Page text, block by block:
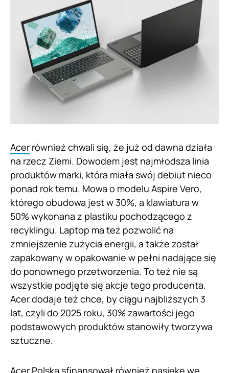
Acer również chwali się, że już od dawna działa
na rzecz Ziemi. Dowodem jest najmłodsza linia
produktów marki, która miała swój debiut nieco
ponad rok temu. Mowa o modelu Aspire Vero,
którego obudowa jest w 30%, a klawiatura w
50% wykonana z plastiku pochodzącego z
recyklingu. Laptop ma też pozwolić na
zmniejszenie zużycia energii, a także został
zapakowany w opakowanie w pełni nadające się
do ponownego przetworzenia. To też nie są
wszystkie podjęte się akcje tego producenta.
Acer dodaje też chce, by ciągu najbliższych 3
lat, czyli do 2025 roku, 30% zawartości jego
podstawowych produktów stanowiły tworzywa
sztuczne.
Acer Polska sfinansował również pasiekę we